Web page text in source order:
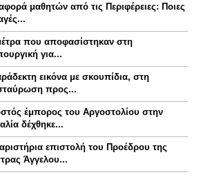
μαθητών από τις Περιφέρειες: Ποιες
που αποφασίστηκαν στη
για...
εικόνα με σκουπίδια, στη
προς...
έμπορος του Αργοστολίου στην
δέχθηκε...
επιστολή του Προέδρου της
Άγγελου...